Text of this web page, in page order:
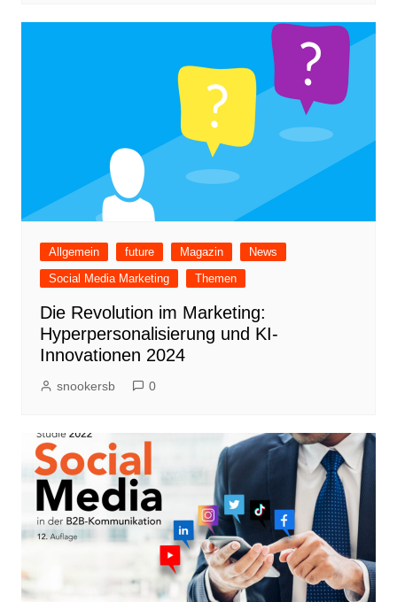
Allgemein future Magazin
News
Social Media Marketing
Themen
Die Revolution im Marketing:
Hyperpersonalisierung und KI-
Innovationen 2024
snookersb 0